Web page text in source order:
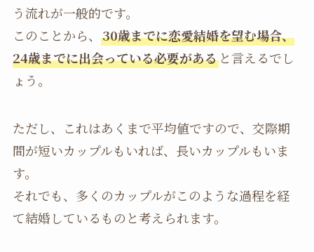
う流れが一般的です。
このことから、 30歳までに恋愛結婚を望む場合、
24歳までに出会っている必要があると言えるでし
ょう。
ただし、これはあくまで平均値ですので、交際期
間が短いカップルもいれば、長いカップルもいま
す。
それでも、多くのカップルがこのような過程を経
て結婚しているものと考えられます。